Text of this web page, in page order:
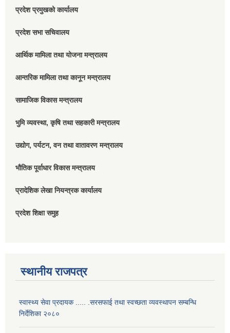
प्रदेश प्रमुखको कार्यालय
प्रदेश सभा सचिवालय
आर्थिक मामिला तथा योजना मन्त्रालय
आन्तरिक मामिला तथा कानून मन्त्रालय
सामाजिक विकास मन्त्रालय
भुमि व्यवस्था, कृषि तथा सहकारी मन्त्रालय
उद्योग, पर्यटन, वन तथा वातावरण मन्त्रालय
भौतिक पूर्वाधार विकास मन्त्रालय
प्रादेशिक लेखा नियन्त्रक कार्यालय
प्रदेश शिक्षा समुह
स्थानीय राजपत्र
स्वास्थ्य सेवा प्रदायक ..... .सरसफाई तथा स्वच्छता व्यवस्थापन सम्बन्धि
निर्देशिका २०८०